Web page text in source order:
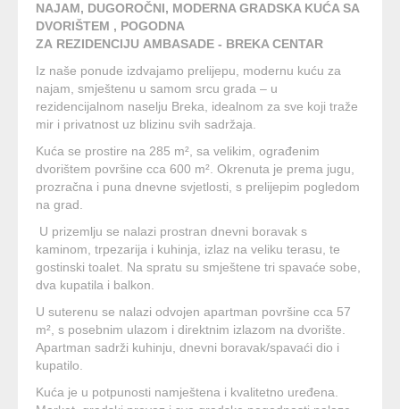
NAJAM, DUGOROČNI, MODERNA GRADSKA KUĆA SA
DVORIŠTEM , POGODNA
ZA REZIDENCIJU AMBASADE - BREKA CENTAR
Iz naše ponude izdvajamo prelijepu, modernu kuću za
najam, smještenu u samom srcu grada – u
rezidencijalnom naselju Breka, idealnom za sve koji traže
mir i privatnost uz blizinu svih sadržaja.
Kuća se prostire na 285 m², sa velikim, ograđenim
dvorištem površine cca 600 m². Okrenuta je prema jugu,
prozračna i puna dnevne svjetlosti, s prelijepim pogledom
na grad.
U prizemlju se nalazi prostran dnevni boravak s
kaminom, trpezarija i kuhinja, izlaz na veliku terasu, te
gostinski toalet. Na spratu su smještene tri spavaće sobe,
dva kupatila i balkon.
U suterenu se nalazi odvojen apartman površine cca 57
m², s posebnim ulazom i direktnim izlazom na dvorište.
Apartman sadrži kuhinju, dnevni boravak/spavaći dio i
kupatilo.
Kuća je u potpunosti namještena i kvalitetno uređena.